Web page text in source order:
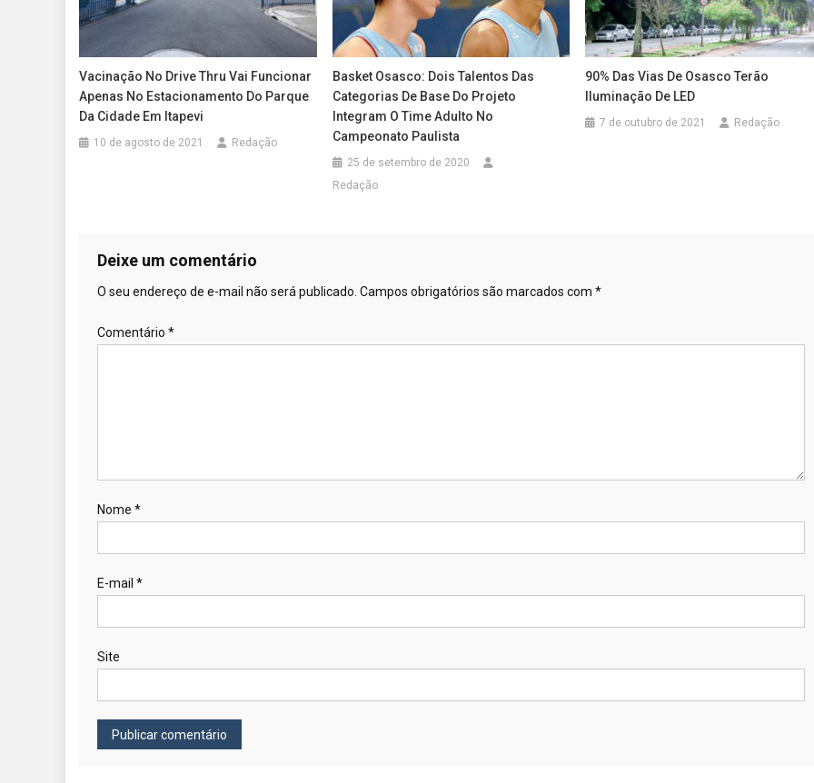
Vacinação No Drive Thru Vai Funcionar
Apenas No Estacionamento Do Parque
Da Cidade Em Itapevi
10 de agosto de 2021 Redação
Basket Osasco: Dois Talentos Das
Categorias De Base Do Projeto
Integram O Time Adulto No
Campeonato Paulista
25 de setembro de 2020
Redação
90% Das Vias De Osasco Terão
Iluminação De LED
7 de outubro de 2021 Redação
Deixe um comentário
O seu endereço de e-mail não será publicado. Campos obrigatórios são marcados com *
Comentário *
Nome *
E-mail *
Site